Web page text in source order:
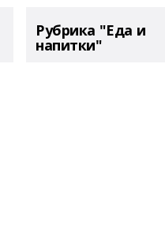
Рубрика "Еда и
напитки"